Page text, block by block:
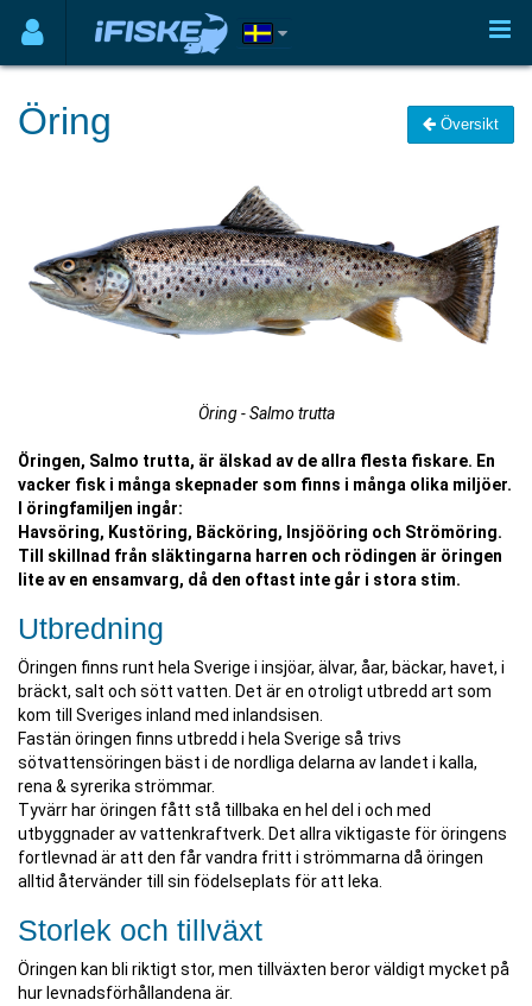
Öring Översikt
Öring - Salmo trutta
Öringen, Salmo trutta, är älskad av de allra flesta fiskare. En
vacker fisk i många skepnader som finns i många olika miljöer.
I öringfamiljen ingår:
Havsöring, Kustöring, Bäcköring, Insjööring och Strömöring.
Till skillnad från släktingarna harren och rödingen är öringen
lite av en ensamvarg, då den oftast inte går i stora stim.
Utbredning
Öringen finns runt hela Sverige i insjöar, älvar, åar, bäckar, havet, i
bräckt, salt och sött vatten. Det är en otroligt utbredd art som
kom till Sveriges inland med inlandsisen.
Fastän öringen finns utbredd i hela Sverige så trivs
sötvattensöringen bäst i de nordliga delarna av landet i kalla,
rena & syrerika strömmar.
Tyvärr har öringen fått stå tillbaka en hel del i och med
utbyggnader av vattenkraftverk. Det allra viktigaste för öringens
fortlevnad är att den får vandra fritt i strömmarna då öringen
alltid återvänder till sin födelseplats för att leka.
Storlek och tillväxt
Öringen kan bli riktigt stor, men tillväxten beror väldigt mycket på
hur levnadsförhållandena är.